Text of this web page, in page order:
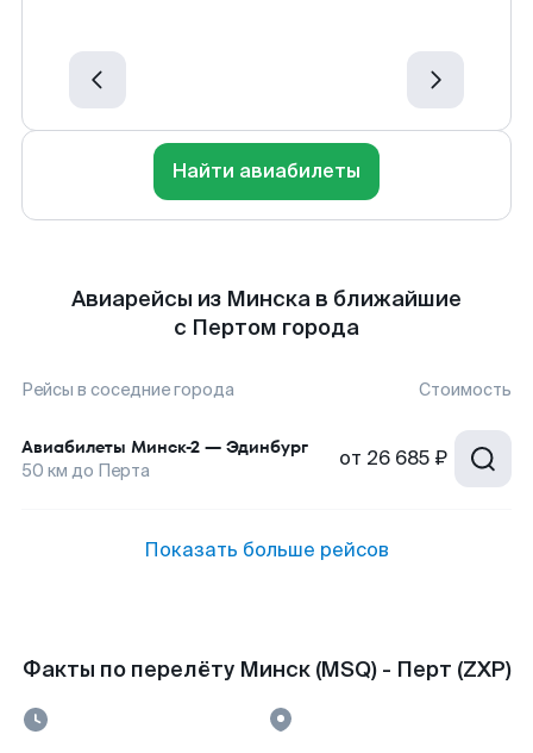
Найти авиабилеты
Авиарейсы из Минска в ближайшие
с Пертом города
Рейсы в соседние города Стоимость
Авиабилеты Минск-2 — Эдинбург
50 км до Перта от 26 685 ₽
Показать больше рейсов
Факты по перелёту Минск (MSQ) - Перт (ZXP)